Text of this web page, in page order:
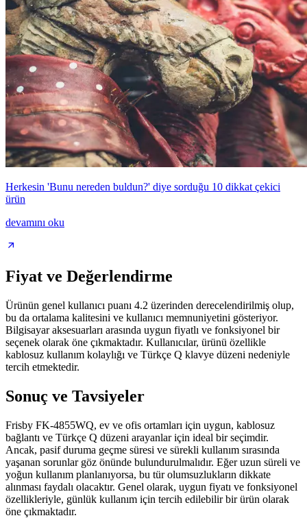
Herkesin 'Bunu nereden buldun?' diye sorduğu 10 dikkat çekici
ürün
devamını oku
Fiyat ve Değerlendirme
Ürünün genel kullanıcı puanı 4.2 üzerinden derecelendirilmiş olup,
bu da ortalama kalitesini ve kullanıcı memnuniyetini gösteriyor.
Bilgisayar aksesuarları arasında uygun fiyatlı ve fonksiyonel bir
seçenek olarak öne çıkmaktadır. Kullanıcılar, ürünü özellikle
kablosuz kullanım kolaylığı ve Türkçe Q klavye düzeni nedeniyle
tercih etmektedir.
Sonuç ve Tavsiyeler
Frisby FK-4855WQ, ev ve ofis ortamları için uygun, kablosuz
bağlantı ve Türkçe Q düzeni arayanlar için ideal bir seçimdir.
Ancak, pasif duruma geçme süresi ve sürekli kullanım sırasında
yaşanan sorunlar göz önünde bulundurulmalıdır. Eğer uzun süreli ve
yoğun kullanım planlanıyorsa, bu tür olumsuzlukların dikkate
alınması faydalı olacaktır. Genel olarak, uygun fiyatı ve fonksiyonel
özellikleriyle, günlük kullanım için tercih edilebilir bir ürün olarak
öne çıkmaktadır.